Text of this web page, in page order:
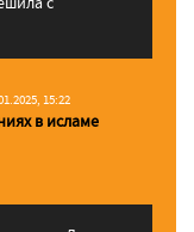
15:22
в исламе